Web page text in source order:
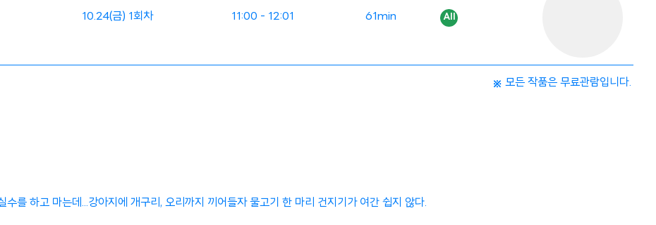
10.24(금) 1회차 11:00 - 12:01 61min
모든 작품은 무료관람입니다.
를 하고 마는데...강아지에 개구리, 오리까지 끼어들자 물고기 한 마리 건지기가 여간 쉽지 않다.